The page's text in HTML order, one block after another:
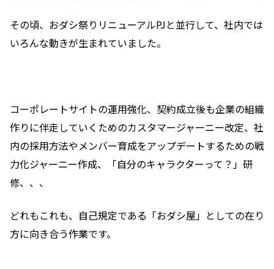
その頃、おダシ祭りリニューアルPJと並行して、 社内では
いろんな動きが生まれていました。
コーポレートサイトの運用強化、契約成立後も企業の組織
作りに伴走していくためのカスタマージャーニー改定、社
内の採用方法やメンバー育成をアップデートするための戦
力化ジャーニー作成、「自分のキャラクターって？」研
修、、、
どれもこれも、自己規定である「おダシ屋」としての在り
方に向き合う作業です。